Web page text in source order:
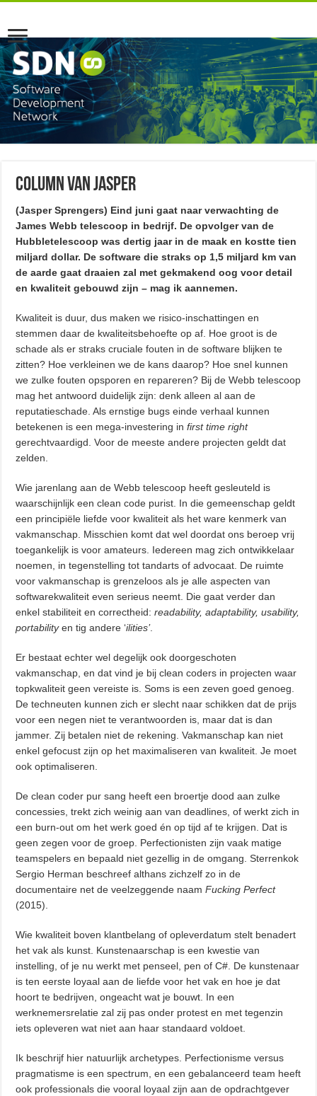
Column van Jasper
(Jasper Sprengers) Eind juni gaat naar verwachting de
James Webb telescoop in bedrijf. De opvolger van de
Hubbletelescoop was dertig jaar in de maak en kostte tien
miljard dollar. De software die straks op 1,5 miljard km van
de aarde gaat draaien zal met gekmakend oog voor detail
en kwaliteit gebouwd zijn – mag ik aannemen.
Kwaliteit is duur, dus maken we risico-inschattingen en
stemmen daar de kwaliteitsbehoefte op af. Hoe groot is de
schade als er straks cruciale fouten in de software blijken te
zitten? Hoe verkleinen we de kans daarop? Hoe snel kunnen
we zulke fouten opsporen en repareren? Bij de Webb telescoop
mag het antwoord duidelijk zijn: denk alleen al aan de
reputatieschade. Als ernstige bugs einde verhaal kunnen
betekenen is een mega-investering infirst time right
gerechtvaardigd. Voor de meeste andere projecten geldt dat
zelden.
Wie jarenlang aan de Webb telescoop heeft gesleuteld is
waarschijnlijk een clean code purist. In die gemeenschap geldt
een principiële liefde voor kwaliteit als het ware kenmerk van
vakmanschap. Misschien komt dat wel doordat ons beroep vrij
toegankelijk is voor amateurs. Iedereen mag zich ontwikkelaar
noemen, in tegenstelling tot tandarts of advocaat. De ruimte
voor vakmanschap is grenzeloos als je alle aspecten van
softwarekwaliteit even serieus neemt. Die gaat verder dan
enkel stabiliteit en correctheid:readability, adaptability, usability,
portabilityen tig andere ‘ilities’.
Er bestaat echter wel degelijk ook doorgeschoten
vakmanschap, en dat vind je bij clean coders in projecten waar
topkwaliteit geen vereiste is. Soms is een zeven goed genoeg.
De techneuten kunnen zich er slecht naar schikken dat de prijs
voor een negen niet te verantwoorden is, maar dat is dan
jammer. Zij betalen niet de rekening. Vakmanschap kan niet
enkel gefocust zijn op het maximaliseren van kwaliteit. Je moet
ook optimaliseren.
De clean coder pur sang heeft een broertje dood aan zulke
concessies, trekt zich weinig aan van deadlines, of werkt zich in
een burn-out om het werk goed én op tijd af te krijgen. Dat is
geen zegen voor de groep. Perfectionisten zijn vaak matige
teamspelers en bepaald niet gezellig in de omgang. Sterrenkok
Sergio Herman beschreef althans zichzelf zo in de
documentaire net de veelzeggende naamFucking Perfect
(2015).
Wie kwaliteit boven klantbelang of opleverdatum stelt benadert
het vak als kunst. Kunstenaarschap is een kwestie van
instelling, of je nu werkt met penseel, pen of C#. De kunstenaar
is ten eerste loyaal aan de liefde voor het vak en hoe je dat
hoort te bedrijven, ongeacht wat je bouwt. In een
werknemersrelatie zal zij pas onder protest en met tegenzin
iets opleveren wat niet aan haar standaard voldoet.
Ik beschrijf hier natuurlijk archetypes. Perfectionisme versus
pragmatisme is een spectrum, en een gebalanceerd team heeft
ook professionals die vooral loyaal zijn aan de opdrachtgever